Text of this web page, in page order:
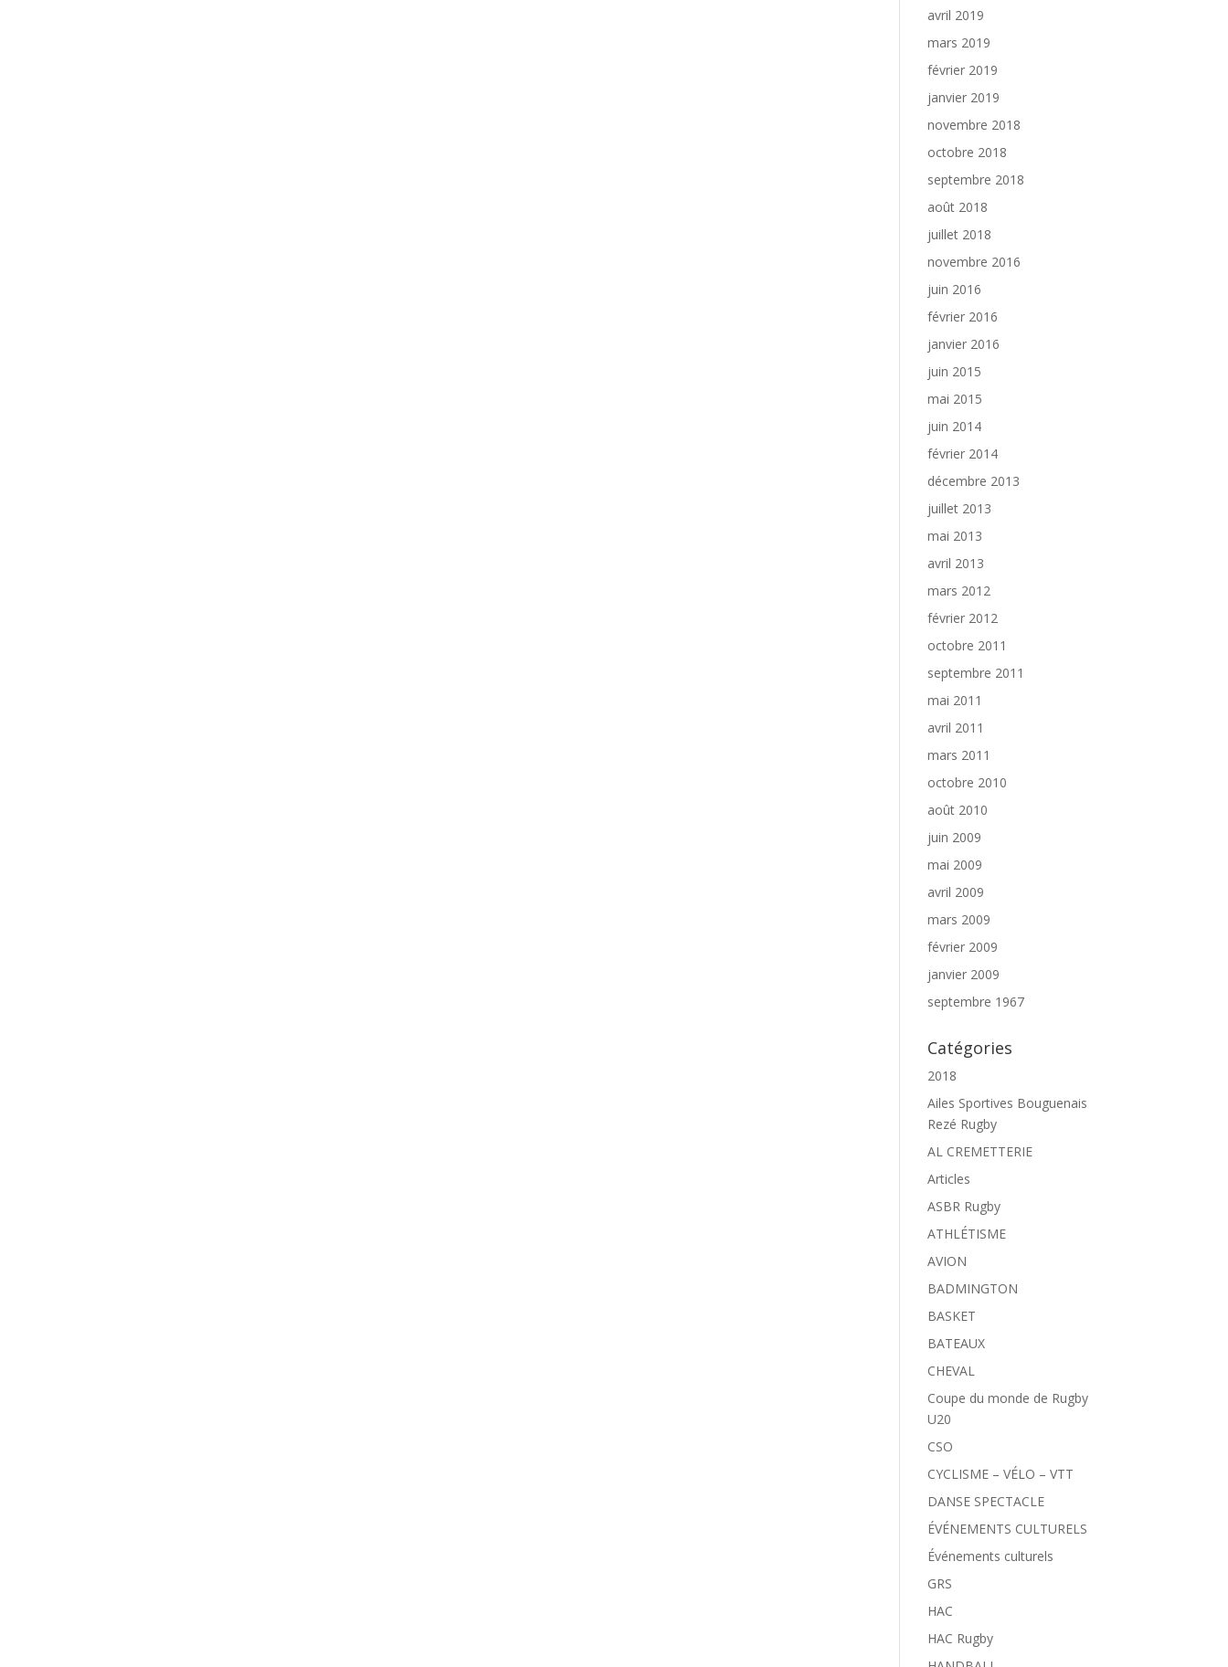
avril 2019
mars 2019
février 2019
janvier 2019
novembre 2018
octobre 2018
septembre 2018
août 2018
juillet 2018
novembre 2016
juin 2016
février 2016
janvier 2016
juin 2015
mai 2015
juin 2014
février 2014
décembre 2013
juillet 2013
mai 2013
avril 2013
mars 2012
février 2012
octobre 2011
septembre 2011
mai 2011
avril 2011
mars 2011
octobre 2010
août 2010
juin 2009
mai 2009
avril 2009
mars 2009
février 2009
janvier 2009
septembre 1967
Catégories
2018
Ailes Sportives Bouguenais
Rezé Rugby
AL CREMETTERIE
Articles
ASBR Rugby
ATHLÉTISME
AVION
BADMINGTON
BASKET
BATEAUX
CHEVAL
Coupe du monde de Rugby
U20
CSO
CYCLISME – VÉLO – VTT
DANSE SPECTACLE
ÉVÉNEMENTS CULTURELS
Événements culturels
GRS
HAC
HAC Rugby